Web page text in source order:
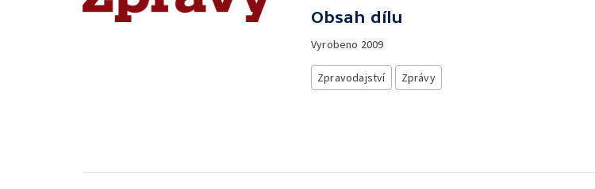
Obsah dílu
Vyrobeno 2009
Zpravodajství Zprávy